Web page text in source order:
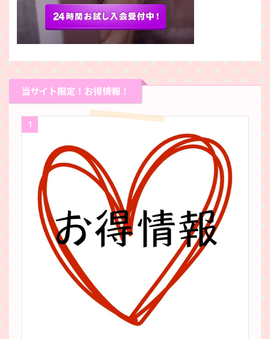
当サイト限定！お得情報！
1